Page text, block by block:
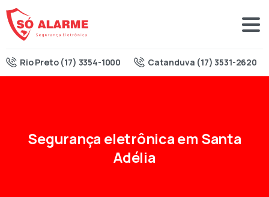
Rio Preto (17) 3354-1000 Catanduva (17) 3531-2620
Segurança eletrônicaem Santa
Adélia